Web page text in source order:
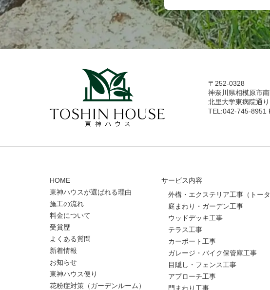
〒252-0328
神奈川県相模原市
北里大学東病院通
TEL:042-745-8951
HOME
東神ハウスが選ばれる理由
施工の流れ
料金について
受賞歴
よくある質問
新着情報
お知らせ
東神ハウス便り
花粉症対策（ガーデンルーム）
サービス内容
外構・エクステリア工事（トータ
庭まわり・ガーデン工事
ウッドデッキ工事
テラス工事
カーポート工事
ガレージ・バイク保管庫工事
目隠し・フェンス工事
アプローチ工事
門まわり工事